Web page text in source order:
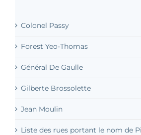
Colonel Passy
Forest Yeo-Thomas
Général De Gaulle
Gilberte Brossolette
Jean Moulin
Liste des rues portant le nom de